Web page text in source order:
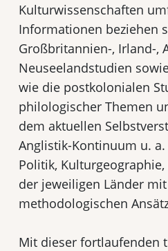
Kulturwissenschaften
Informationen beziehen
Großbritannien-, Irland-,
Neuseelandstudien
wie die postkolonialen
philologischer Themen
dem aktuellen
Anglistik-Kontinuum u.
Po­litik,
der jeweiligen Länder
methodologischen
Mit dieser fortlaufenden